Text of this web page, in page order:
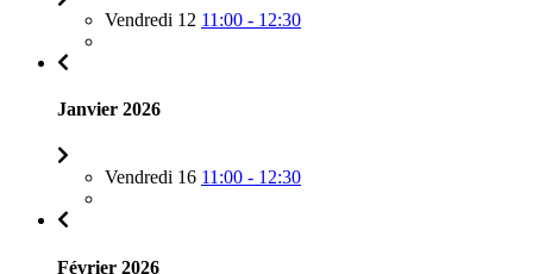
Vendredi 12 11:00 - 12:30
Janvier 2026
Vendredi 16 11:00 - 12:30
Février 2026